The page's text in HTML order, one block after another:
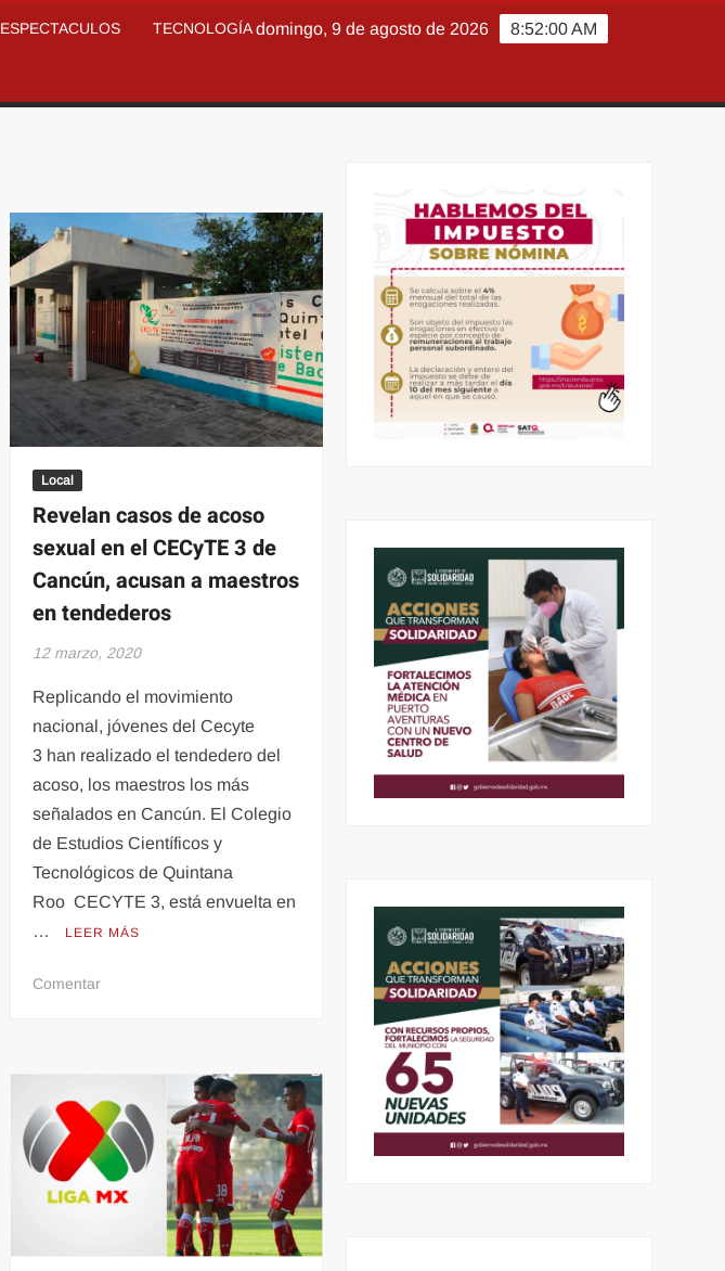
ESPECTACULOS TECNOLOGÍA 8:52:02 AM
domingo, 9 de agosto de 2026
Local
Revelan casos de acoso
sexual en el CECyTE 3 de
Cancún, acusan a maestros
en tendederos
12 marzo, 2020
Replicando el movimiento
nacional, jóvenes del Cecyte
3 han realizado el tendedero del
acoso, los maestros los más
señalados en Cancún. El Colegio
de Estudios Científicos y
Tecnológicos de Quintana
Roo CECYTE 3, está envuelta en
…
LEER MÁS
Comentaren
sexual
en
el
CECyTE
3
Cancún,